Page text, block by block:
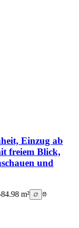
Einzug ab
freiem Blick,
und
84.98 m²